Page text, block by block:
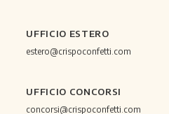
UFFICIO ESTERO
estero@crispoconfetti.com
UFFICIO CONCORSI
concorsi@crispoconfetti.com